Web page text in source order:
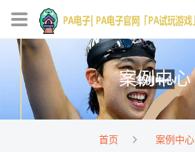
案例中心
首页
案例中心